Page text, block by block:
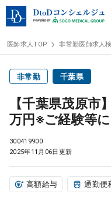
医師求人
常勤検索 転職
非常勤検索 アルバイト
医師求人TOP 非常勤医師求人
非常勤 千葉県
【千葉県茂原
万円※ご経験等
300419900
2025年11月06日更新
高額給与 通勤便